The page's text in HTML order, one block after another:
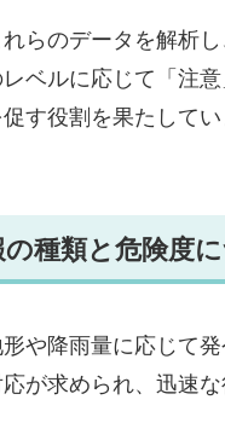
らのデータを解析
ベルに応じて「注
す役割を果たして
種類と危険度
や降雨量に応じて
が求められ、迅速な